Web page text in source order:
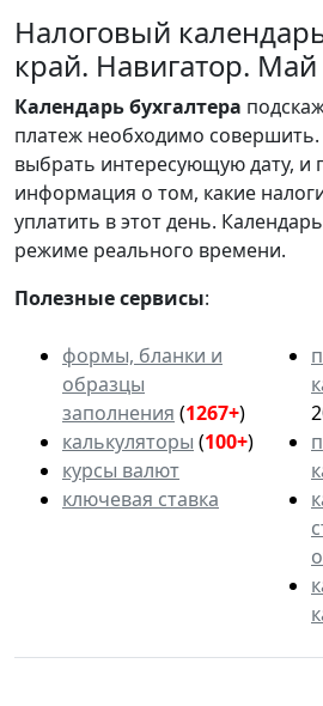
Налоговый
край. Навигатор.
Календарьбухгалтера
платеж необходимо
выбрать интересующую дату, и
информация о том, какие
уплатить в этот день.
режиме реального времени.
Полезные сервисы:
формы, бланки и
образцы
заполнения (1267+)
калькуляторы (100+)
курсы валют
ключевая ставка